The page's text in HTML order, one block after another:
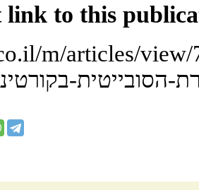
link to this
m/articles/view/
הסובייטית-